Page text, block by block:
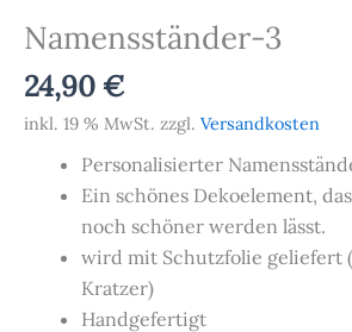
Namensständer-3
24,90€
inkl. 19 % MwSt. zzgl. Versandkosten
Personalisierter
Ein schönes Dekoelement,
noch schöner werden lässt.
wird mit Schutzfolie geliefert
Kratzer)
Handgefertigt